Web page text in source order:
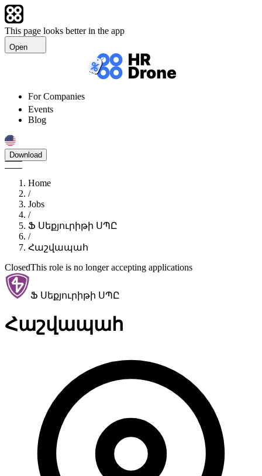
This page looks better in the app
Open
For Companies
Events
Blog
Download
Home
/
Jobs
/
Ֆ Սեքյուրիթի ՍՊԸ
/
Հաշվապահ
ClosedThis role is no longer accepting applications
Ֆ Սեքյուրիթի ՍՊԸ
Հաշվապահ